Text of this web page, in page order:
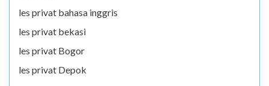
les privat bahasa inggris
les privat bekasi
les privat Bogor
les privat Depok